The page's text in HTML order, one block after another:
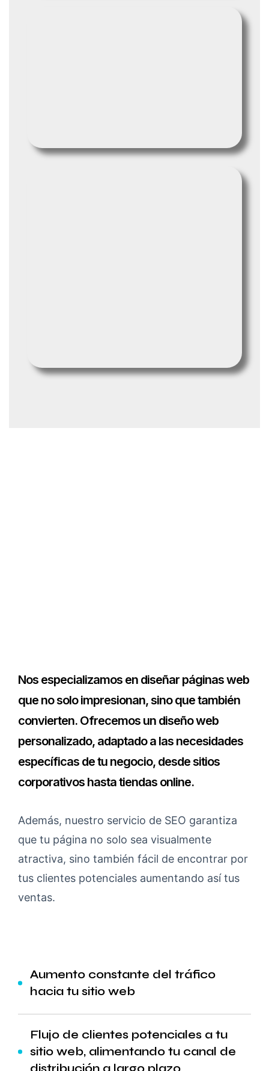
Nos especializamos en diseñar páginas web
que no solo impresionan, sino que también
convierten. Ofrecemos un diseño web
personalizado, adaptado a las necesidades
específicas de tu negocio, desde sitios
corporativos hasta tiendas online.
Además, nuestro servicio de SEO garantiza
que tu página no solo sea visualmente
atractiva, sino también fácil de encontrar por
tus clientes potenciales aumentando así tus
ventas.
Aumento constante del tráfico
hacia tu sitio web
Flujo de clientes potenciales a tu
sitio web, alimentando tu canal de